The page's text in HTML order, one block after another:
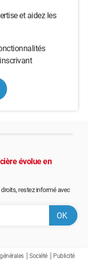
et aidez les
évolue en
restez informé avec
Société Publicité